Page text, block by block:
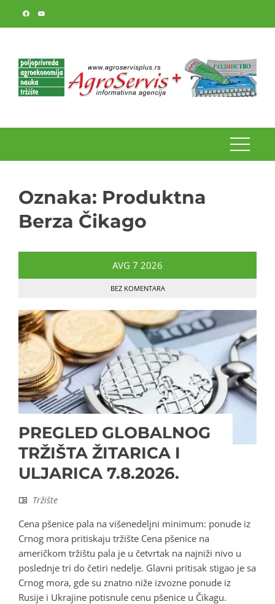
Oznaka: Produktna
Berza Čikago
AVG 7 2026
BEZ KOMENTARA
PREGLED GLOBALNOG
TRŽIŠTA ŽITARICA I
ULJARICA 7.8.2026.
Tržište
Cena pšenice pala na višenedeljni minimum: ponude iz
Crnog mora pritiskaju tržište Cena pšenice na
američkom tržištu pala je u četvrtak na najniži nivo u
poslednje tri do četiri nedelje. Glavni pritisak stigao je sa
Crnog mora, gde su znatno niže izvozne ponude iz
Rusije i Ukrajine potisnule cenu pšenice u Čikagu.